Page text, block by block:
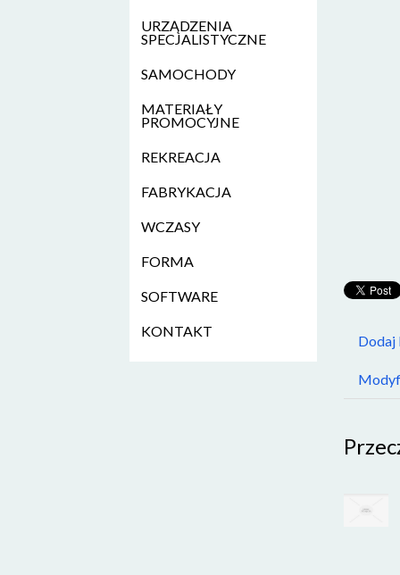
URZĄDZENIA
SPECJALISTYCZNE
SAMOCHODY
MATERIAŁY
PROMOCYJNE
REKREACJA
FABRYKACJA
WCZASY
FORMA
SOFTWARE
KONTAKT
Dodaj